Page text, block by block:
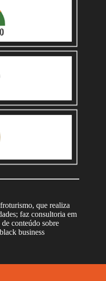
que realiza
faz consultoria em
conteúdo sobre
business